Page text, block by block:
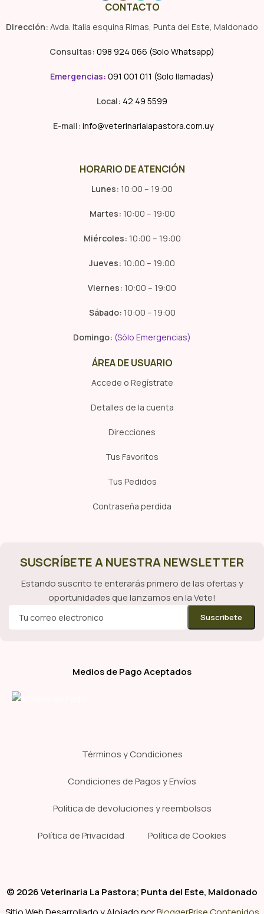
CONTACTO
Dirección: Avda. Italia esquina Rimas, Punta del Este, Maldonado
Consultas: 098 924 066 (Solo Whatsapp)
Emergencias: 091 001 011 (Solo llamadas)
Local: 42 49 5599
E-mail: info@veterinarialapastora.com.uy
HORARIO DE ATENCIÓN
Lunes: 10:00 – 19:00
Martes: 10:00 – 19:00
Miércoles: 10:00 – 19:00
Jueves: 10:00 – 19:00
Viernes: 10:00 – 19:00
Sábado: 10:00 – 19:00
Domingo: (Sólo Emergencias)
ÁREA DE USUARIO
Accede o Regístrate
Detalles de la cuenta
Direcciones
Tus Favoritos
Tus Pedidos
Contraseña perdida
SUSCRÍBETE A NUESTRA NEWSLETTER
Estando suscrito te enterarás primero de las ofertas y
oportunidades que lanzamos en la Vete!
Medios de Pago Aceptados
Términos y Condiciones
Condiciones de Pagos y Envíos
Política de devoluciones y reembolsos
Política de Privacidad Política de Cookies
© 2026 Veterinaria La Pastora; Punta del Este, Maldonado